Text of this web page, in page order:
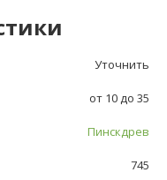
Уточнить
от 10 до 35
Пинскдрев
745